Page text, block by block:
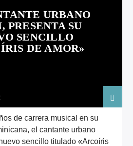
URBANO
PRESENTA SU
SENCILLO
DE AMOR»
de carrera musical en su
el cantante urbano
sencillo titulado «Arcoíris